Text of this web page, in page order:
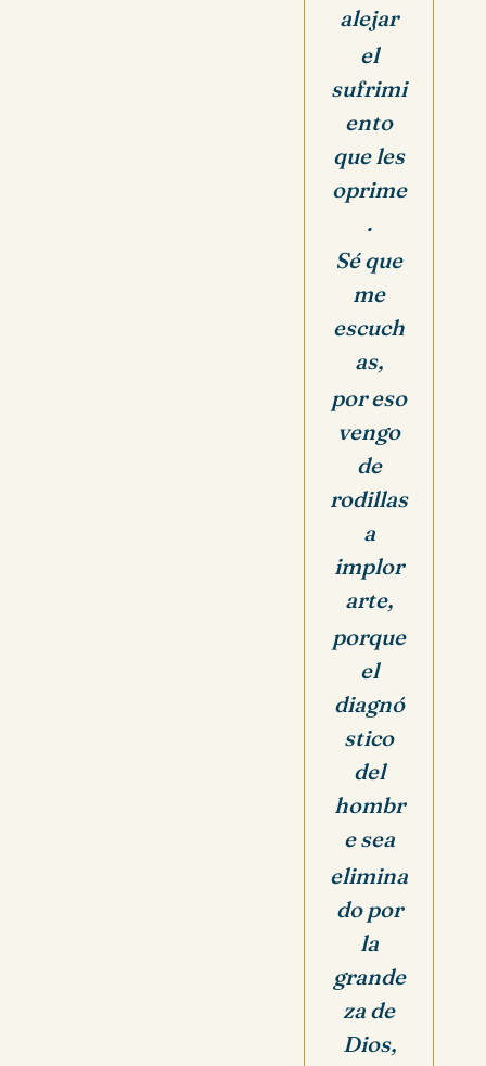
alejar
el
sufrimi
ento
que les
oprime
.
Sé que
me
escuch
as,
por eso
vengo
de
rodillas
a
implor
arte,
porque
el
diagnó
stico
del
hombr
e sea
elimina
do por
la
grande
za de
Dios,